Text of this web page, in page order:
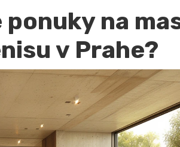
na
v Prahe?